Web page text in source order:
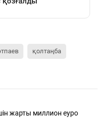
қолтаңба
жарты миллион еуро